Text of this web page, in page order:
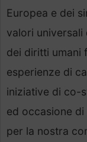
Europea e dei
valori
dei diritti umani
esperienze di
iniziative di co-
ed occasione
per la nostra